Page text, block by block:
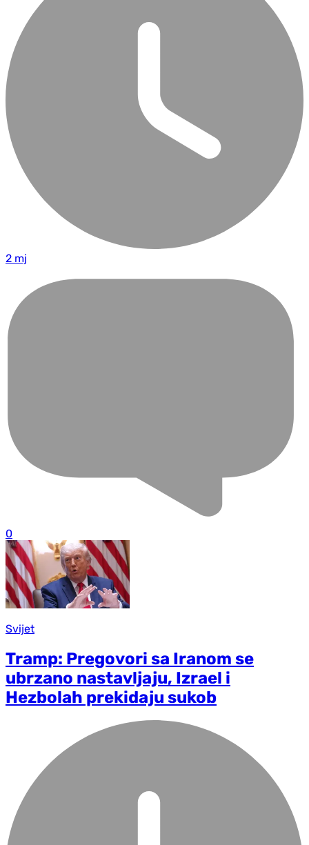
2 mj
0
Svijet
Tramp: Pregovori sa Iranom se
ubrzano nastavljaju, Izrael i
Hezbolah prekidaju sukob